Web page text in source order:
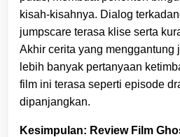
kisah-kisahnya. Dialog
jumpscare terasa klise serta
Akhir cerita yang menggantung
lebih banyak pertanyaan
film ini terasa seperti episode
dipanjangkan.
Kesimpulan: Review Film